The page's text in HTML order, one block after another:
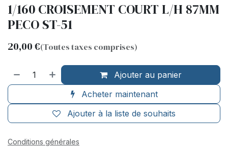
1/160 CROISEMENT COURT L/H 87MM
PECO ST-51
20,00€(Toutes taxes comprises)
Ajouter au panier
Acheter maintenant
Ajouter à la liste de souhaits
Conditions générales